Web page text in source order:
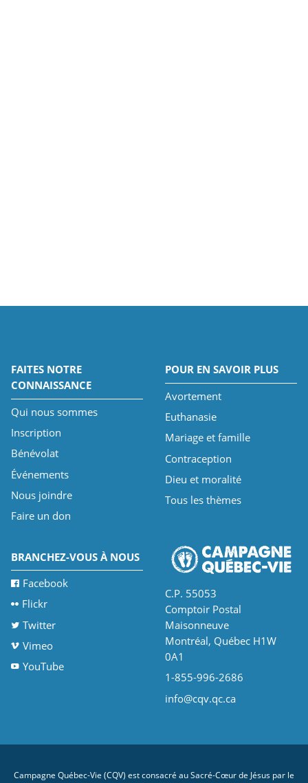
FAITES NOTRE
CONNAISSANCE
Qui nous sommes
Inscription
Bénévolat
Événements
Nous joindre
Faire un don
POUR EN SAVOIR PLUS
Avortement
Euthanasie
Mariage et famille
Contraception
Dieu et moralité
Tous les thèmes
BRANCHEZ-VOUS À NOUS
Facebook
Flickr
Twitter
Vimeo
YouTube
C.P. 55053
Comptoir Postal
Maisonneuve
Montréal, Québec H1W
0A1
1-855-996-2686
info@cqv.qc.ca
Campagne Québec-Vie (CQV) est consacré au Sacré-Cœur de Jésus par le